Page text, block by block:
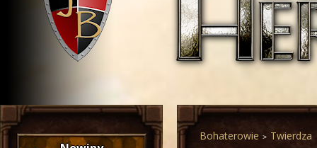
Bohaterowie Twierdza